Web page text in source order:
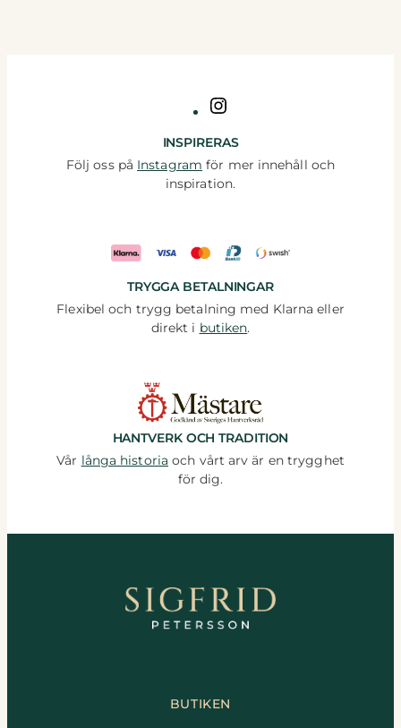
INSPIRERAS
Följ oss på Instagram för mer innehåll och
inspiration.
TRYGGA BETALNINGAR
Flexibel och trygg betalning med Klarna eller
direkt i butiken.
HANTVERK OCH TRADITION
Vår långa historia och vårt arv är en trygghet
för dig.
BUTIKEN